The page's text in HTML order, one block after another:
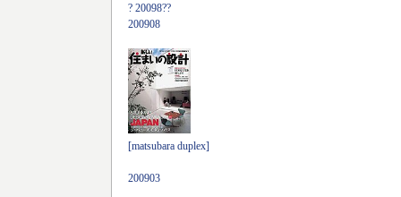
? 20098??
200908
[matsubara duplex]
200903